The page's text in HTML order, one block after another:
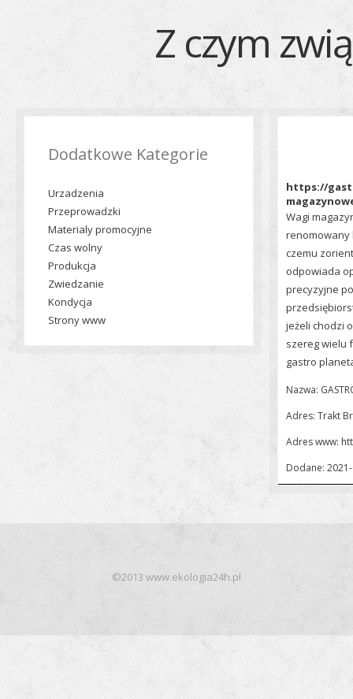
Z czym
Dodatkowe Kategorie
Urzadzenia
Przeprowadzki
Materialy promocyjne
Czas wolny
Produkcja
Zwiedzanie
Kondycja
Strony www
https://
Wagi
renomowany
czemu
odpowiada
precyzyjne
jeżeli chodzi
szereg wielu
gastro
Nazwa:
Adres: Trakt
Adres www:
Dodane:
©2013 www.ekologia24h.pl